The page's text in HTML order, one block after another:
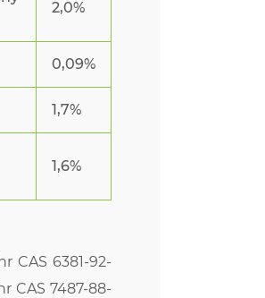
2,0%
0,09%
1,7%
1,6%
CAS 6381-92-
CAS 7487-88-